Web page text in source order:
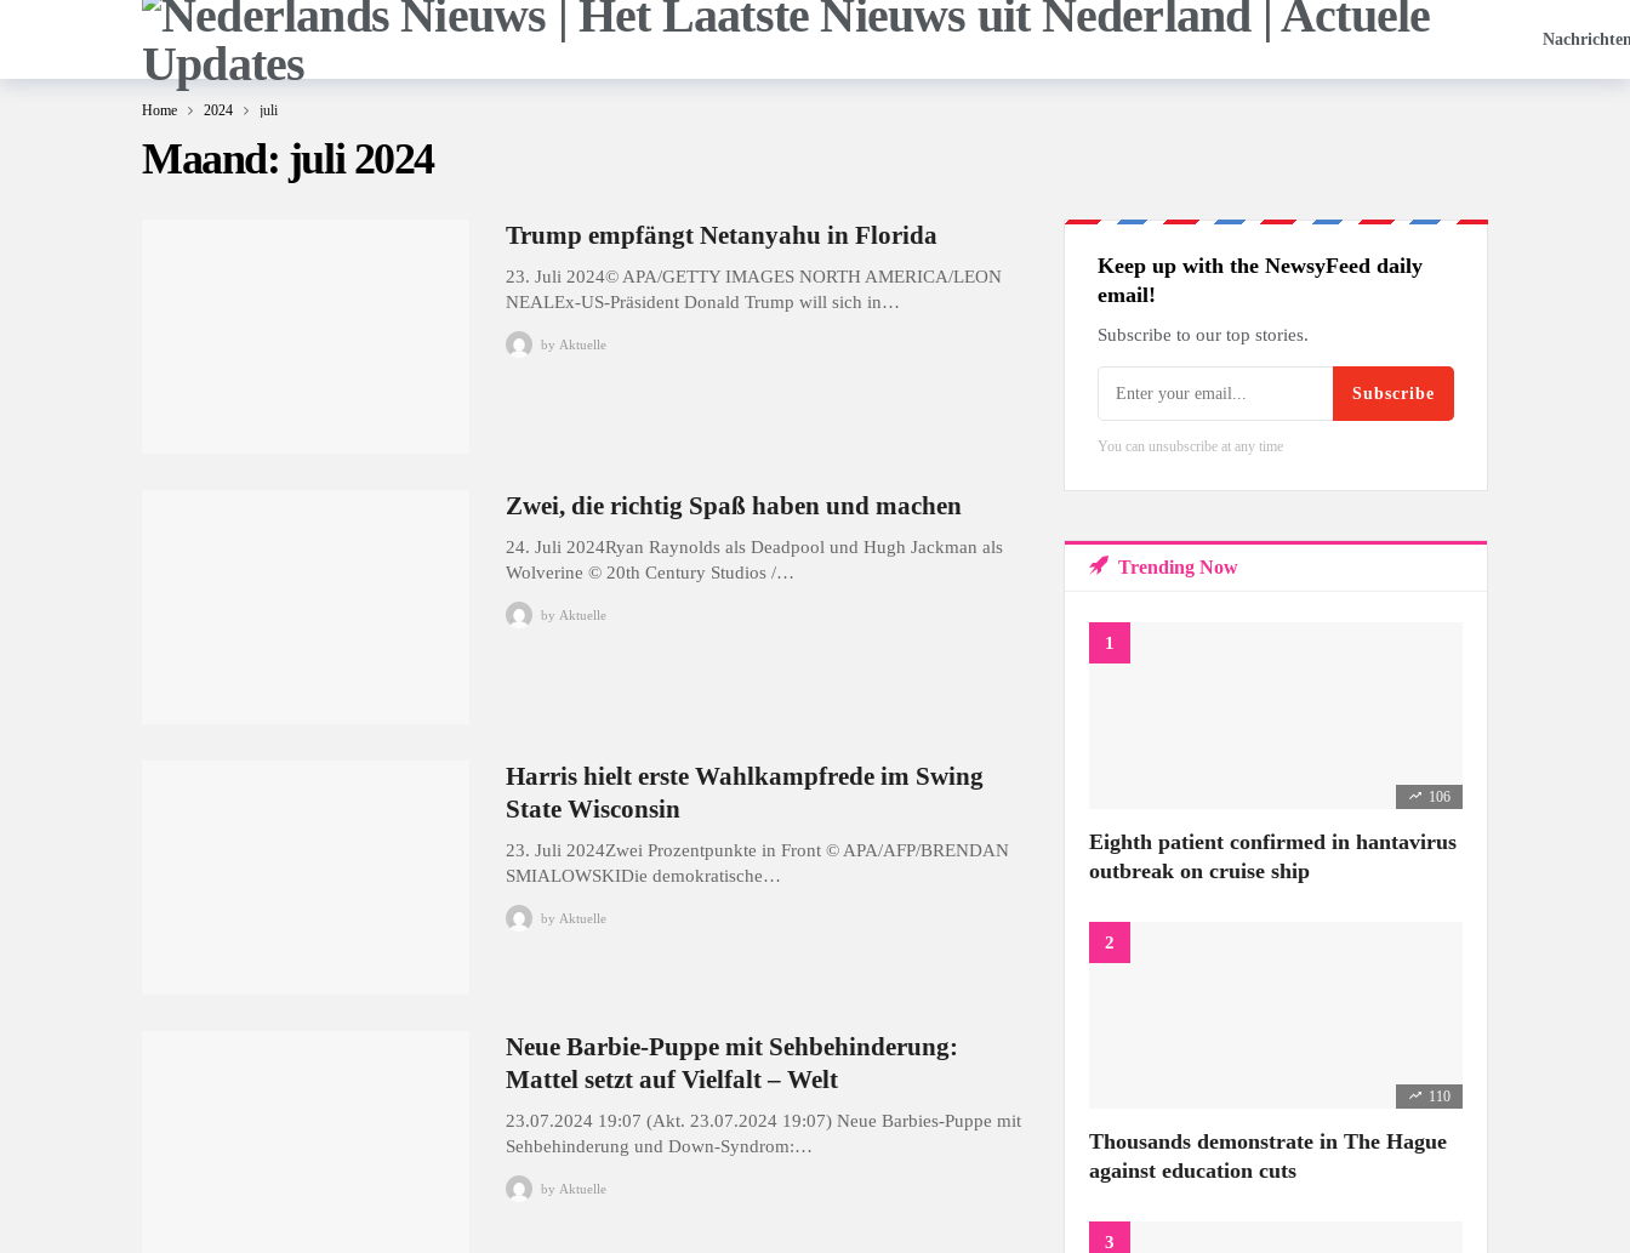
Home 2024 juli
Maand: juli 2024
Trump empfängt Netanyahu in Florida
23. Juli 2024© APA/GETTY IMAGES NORTH AMERICA/LEON
NEALEx-US-Präsident Donald Trump will sich in…
by Aktuelle
Zwei, die richtig Spaß haben und machen
24. Juli 2024Ryan Raynolds als Deadpool und Hugh Jackman als
Wolverine © 20th Century Studios /…
by Aktuelle
Harris hielt erste Wahlkampfrede im Swing
State Wisconsin
23. Juli 2024Zwei Prozentpunkte in Front © APA/AFP/BRENDAN
SMIALOWSKIDie demokratische…
by Aktuelle
Neue Barbie-Puppe mit Sehbehinderung:
Mattel setzt auf Vielfalt – Welt
23.07.2024 19:07 (Akt. 23.07.2024 19:07) Neue Barbies-Puppe mit
Sehbehinderung und Down-Syndrom:…
by Aktuelle
Keep up with the NewsyFeed daily
email!
Subscribe to our top stories.
Subscribe
You can unsubscribe at any time
Trending Now
106
Eighth patient confirmed in hantavirus
outbreak on cruise ship
110
Thousands demonstrate in The Hague
against education cuts